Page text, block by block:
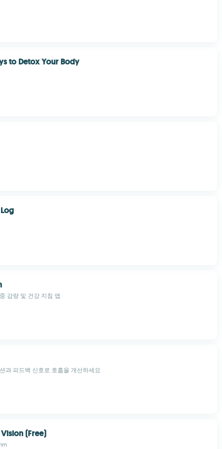
to Detox Your Body
감량 및 건강 지침 앱
과 피드백 신호로 호흡을 개선하세요
(Free)